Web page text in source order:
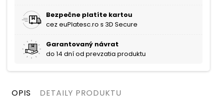
Bezpečne platíte kartou
cez euPlatesc.ro s 3D Secure
Garantovaný návrat
do 14 dní od prevzatia produktu
OPIS DETAILY PRODUKTU